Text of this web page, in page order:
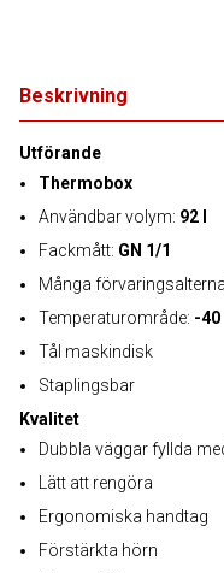
Beskrivning
Utförande
Thermobox
Användbar volym: 92 l
Fackmått: GN 1/1
Många
Temperaturområde: -40
Tål maskindisk
Staplingsbar
Kvalitet
Dubbla väggar fyllda
Lätt att rengöra
Ergonomiska handtag
Förstärkta hörn